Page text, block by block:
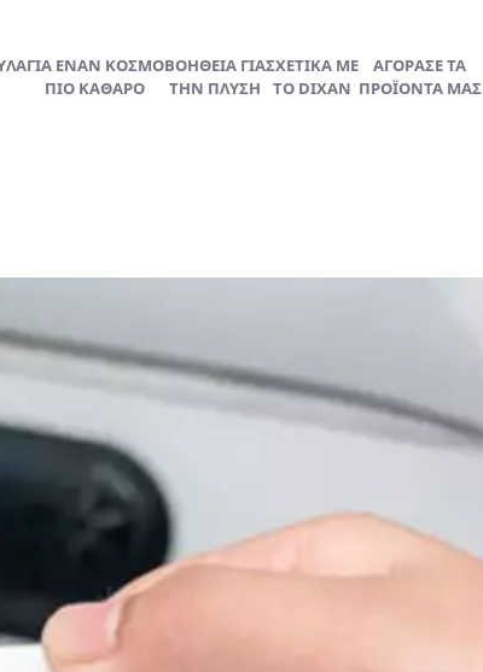
ΓΙΑ ΕΝΑΝ ΚΟΣΜΟ
ΠΙΟ ΚΑΘΑΡΟ
ΒΟΗΘΕΙΑ ΓΙΑ
ΤΗΝ ΠΛΥΣΗ
ΣΧΕΤΙΚΑ ΜΕ
ΤΟ DIXAN
ΑΓΟΡΑΣΕ ΤΑ
ΠΡΟΪΟΝΤΑ ΜΑΣ